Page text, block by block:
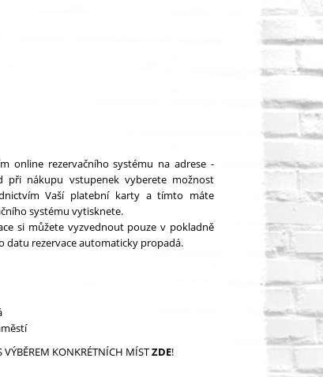
online rezervačního systému na adrese -
při nákupu vstupenek vyberete možnost
Vaší platební karty a tímto máte
systému vytisknete.
si můžete vyzvednout pouze v pokladně
datu rezervace automaticky propadá.
VÝBĚREM KONKRÉTNÍCH MÍSTZDE!